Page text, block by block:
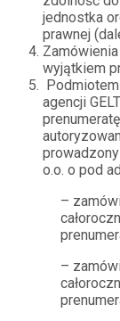
jednostka
prawnej
wyjątkiem
agencji
o.o. o pod
–
–